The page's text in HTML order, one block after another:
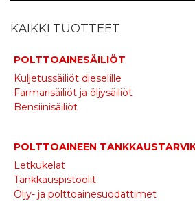
KAIKKI TUOTTEET
POLTTOAINESÄILIÖT
Kuljetussäiliöt dieselille
Farmarisäiliöt ja öljysäiliöt
Bensiinisäiliöt
POLTTOAINEEN
Letkukelat
Tankkauspistoolit
Öljy- ja polttoainesuodattimet